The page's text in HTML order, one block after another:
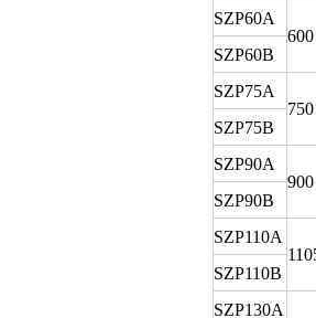
SZP60A
600
SZP60B
SZP75A
750
SZP75B
SZP90A
900
SZP90B
SZP110A
SZP110B
SZP130A